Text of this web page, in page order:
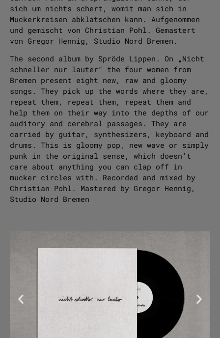
sich um nichts schert, womit man sich in
Muckerkreisen abklatschen kann. Aufgenommen
und gemischt von Christian Pohl. Gemastert
von Gregor Hennig, Studio Nord Bremen.
The second album by Spröde Lippen. On „Nicht
schneller nur lauter“ the four women from
Bremen present eight new, raw and gloomy
songs. They pick up the words where they are,
repeat them, repeat them, repeat them and
help them on their way into the depths of our
auditory and cerebral passages. They are
carried by guitar, synthesizers, keyboard and
drums. This is gloomy pop, new wave or simply
punk in the original sense, which doesn’t
care about anything you can clap off in
mucker circles with. Recorded and mixed by
Christian Pohl. Mastered by Gregor Hennig,
Studio Nord Bremen